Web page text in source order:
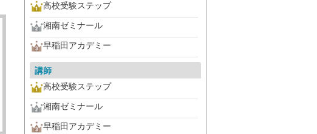
高校受験ステップ
湘南ゼミナール
早稲田アカデミー
講師
高校受験ステップ
湘南ゼミナール
早稲田アカデミー